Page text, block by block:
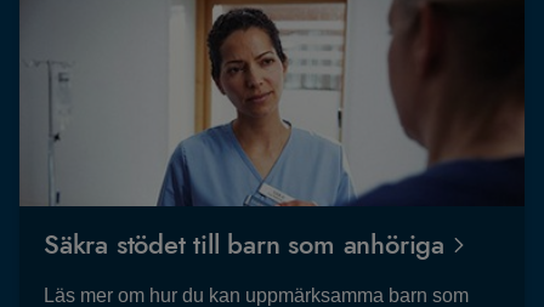
Säkra stödet till barn som anhöriga
Läs mer om hur du kan uppmärksamma barn som